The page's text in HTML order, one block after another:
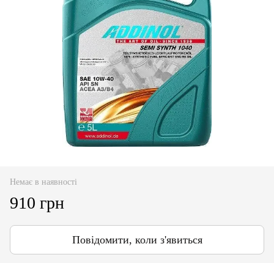
Немає в наявності
910 грн
Повідомити, коли з'явиться